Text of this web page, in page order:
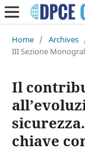
Home / Archives
III Sezione
Il
chiave